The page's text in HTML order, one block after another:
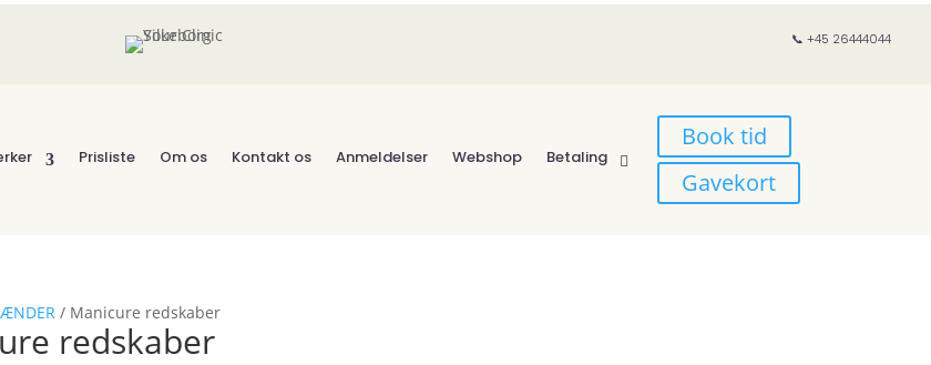
📞 +45 26444044
Prisliste Om os Kontakt os Anmeldelser Webshop Betaling
Book tid
Gavekort
/ Manicure redskaber
redskaber